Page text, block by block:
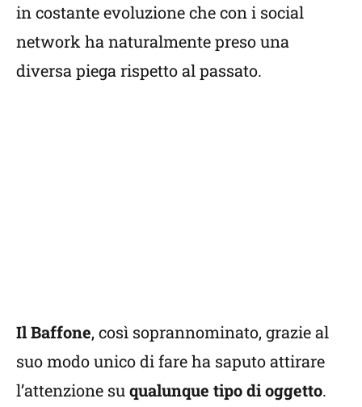
in costante evoluzione che con i social
network ha naturalmente preso una
diversa piega rispetto al passato.
Il Baffone, così soprannominato, grazie al
suo modo unico di fare ha saputo attirare
l’attenzione suqualunque tipo di oggetto.